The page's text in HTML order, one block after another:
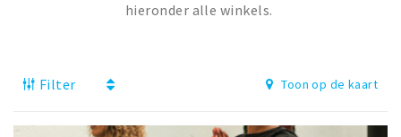
Recreatief
hieronder alle winkels.
Filter Toon op de kaart